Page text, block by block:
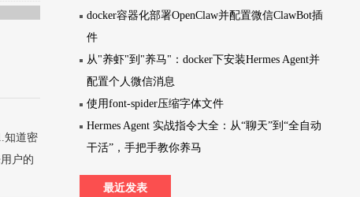
知道密
户的
docker容器化部署OpenClaw并配置微信ClawBot插
件
从"养虾"到"养马"：docker下安装Hermes Agent并
配置个人微信消息
使用font-spider压缩字体文件
Hermes Agent 实战指令大全：从“聊天”到“全自动
干活”，手把手教你养马
最近发表